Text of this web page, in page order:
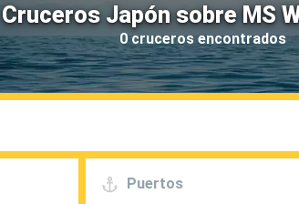
Cruceros Japón sobre MS
0 cruceros encontrados
Puertos